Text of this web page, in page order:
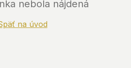
nebola nájdená
na úvod